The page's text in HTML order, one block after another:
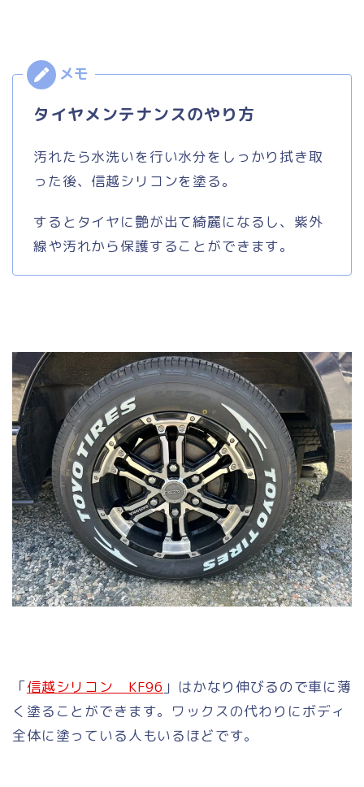
タイヤメンテナンスのやり方
汚れたら水洗いを行い水分をしっかり拭き取
った後、信越シリコンを塗る。
するとタイヤに艶が出て綺麗になるし、紫外
線や汚れから保護することができます。
「信越シリコン KF96 」はかなり伸びるので車に薄
く塗ることができます。ワックスの代わりにボディ
全体に塗っている人もいるほどです。